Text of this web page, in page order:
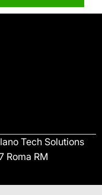
Tech Solutions
Roma RM